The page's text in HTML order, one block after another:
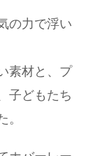
の力で浮い
素材と、プ
子どもたち